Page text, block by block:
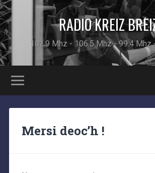
RADIO KREIZ
102.9 Mhz - 106.5 Mhz - 99.4 Mhz
Mersi deoc’h !